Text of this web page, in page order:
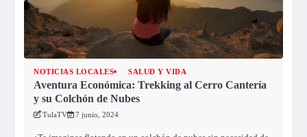
NOTICIAS LOCALES SALUD Y VIDA
Aventura Económica: Trekking al Cerro Cantería
y su Colchón de Nubes
TulaTV 7 junio, 2024